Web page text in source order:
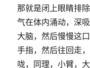
那就是闭上眼睛排
气在体内涌动，深
大脑，然后慢慢这
手指，然后往回走
咙，同理，小臂，